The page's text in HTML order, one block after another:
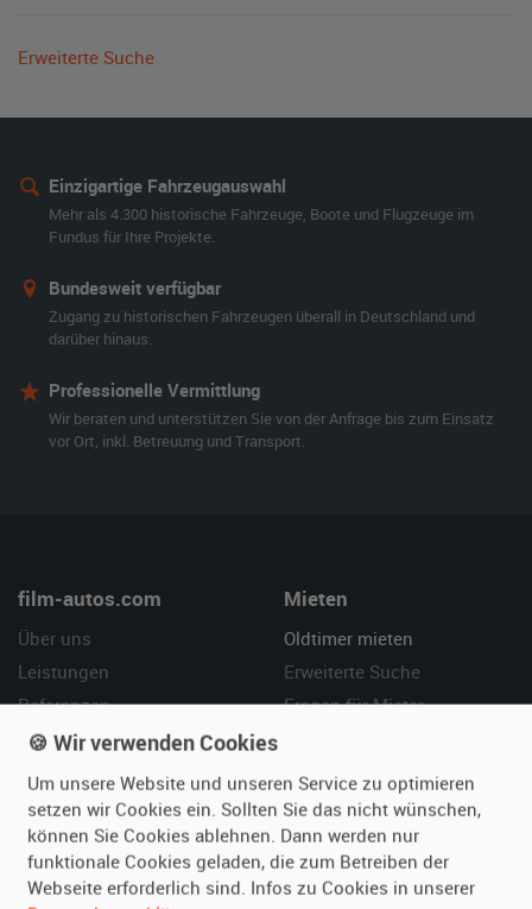
Erweiterte Suche
Einzigartige Fahrzeugauswahl
Mehr als 4.300 historische Fahrzeuge, Boote und Flugzeuge im
Fundus für Ihre Projekte.
Bundesweit verfügbar
Zugang zu historischen Fahrzeugen überall in Deutschland und
darüber hinaus.
Professionelle Vermittlung
Wir beraten und unterstützen Sie von der Anfrage bis zum Einsatz
vor Ort, inkl. Betreuung und Transport.
film-autos.com
Über uns
Leistungen
Referenzen
Kundenmeinungen
Mieten
Oldtimer mieten
Erweiterte Suche
Fragen für Mieter
Vermieten
Oldtimer anmelden
Fotos senden
Hilfe
Häufige Fragen (FAQ)
So funktioniert's
🍪 Wir verwenden Cookies
Um unsere Website und unseren Service zu optimieren
setzen wir Cookies ein. Sollten Sie das nicht wünschen,
können Sie Cookies ablehnen. Dann werden nur
funktionale Cookies geladen, die zum Betreiben der
Webseite erforderlich sind. Infos zu Cookies in unserer